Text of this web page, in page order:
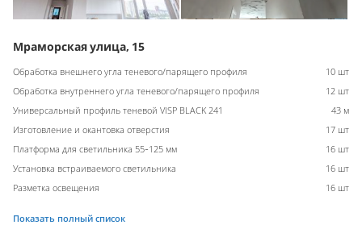
Мраморская улица, 15
Обработка внешнего угла теневого/парящего профиля
10 шт
Обработка внутреннего угла теневого/парящего профиля
12 шт
Универсальный профиль теневой VISP BLACK 241
43 м
Изготовление и окантовка отверстия
17 шт
Платформа для светильника 55-125 мм
16 шт
Установка встраиваемого светильника
16 шт
Разметка освещения
16 шт
Показать полный список